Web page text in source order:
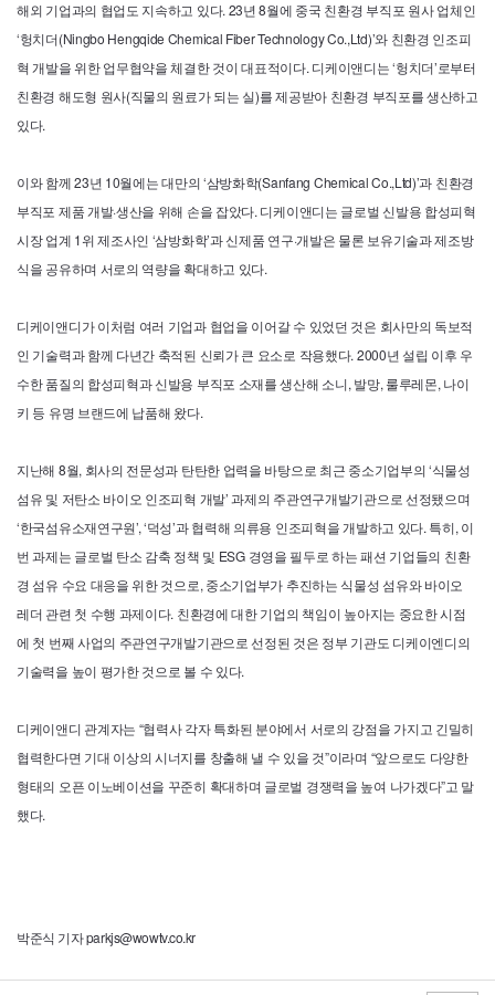
해외 기업과의 협업도 지속하고 있다. 23년 8월에 중국 친환경 부직포 원사 업체인
‘헝치더(Ningbo Hengqide Chemical FiberTechnologyCo.,Ltd)’와 친환경 인조피
혁 개발을 위한 업무협약을 체결한 것이 대표적이다. 디케이앤디는 ‘헝치더’로부터
친환경 해도형 원사(직물의 원료가 되는 실)를 제공받아 친환경 부직포를 생산하고
있다.
이와 함께 23년 10월에는 대만의 ‘삼방화학(Sanfang ChemicalCo.,Ltd)’과 친환경
부직포 제품 개발·생산을 위해 손을 잡았다. 디케이앤디는 글로벌 신발용 합성피혁
시장 업계 1위 제조사인 ‘삼방화학’과 신제품 연구·개발은 물론 보유기술과 제조방
식을 공유하며 서로의 역량을 확대하고 있다.
디케이앤디가 이처럼 여러 기업과 협업을 이어갈 수 있었던 것은 회사만의 독보적
인 기술력과 함께 다년간 축적된 신뢰가 큰 요소로 작용했다. 2000년 설립 이후 우
수한 품질의 합성피혁과 신발용 부직포 소재를 생산해 소니, 발망, 룰루레몬, 나이
키 등 유명 브랜드에 납품해 왔다.
지난해 8월, 회사의 전문성과 탄탄한 업력을 바탕으로 최근 중소기업부의 ‘식물성
섬유 및 저탄소 바이오 인조피혁 개발’ 과제의 주관연구개발기관으로 선정됐으며
‘한국섬유소재연구원’, ‘덕성’과 협력해 의류용 인조피혁을 개발하고 있다. 특히, 이
번 과제는 글로벌 탄소 감축 정책 및 ESG 경영을 필두로 하는 패션 기업들의 친환
경 섬유 수요 대응을 위한 것으로, 중소기업부가 추진하는 식물성 섬유와 바이오
레더 관련 첫 수행 과제이다. 친환경에 대한 기업의 책임이 높아지는 중요한 시점
에 첫 번째 사업의 주관연구개발기관으로 선정된 것은 정부 기관도 디케이엔디의
기술력을 높이 평가한 것으로 볼 수 있다.
디케이앤디 관계자는 “협력사 각자 특화된 분야에서 서로의 강점을 가지고 긴밀히
협력한다면 기대 이상의 시너지를 창출해 낼 수 있을 것”이라며 “앞으로도 다양한
형태의 오픈 이노베이션을 꾸준히 확대하며 글로벌 경쟁력을 높여 나가겠다”고 말
했다.
박준식 기자 parkjs@wowtv.co.kr